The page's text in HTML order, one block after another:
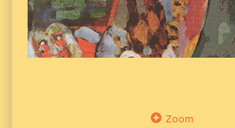
Zoom